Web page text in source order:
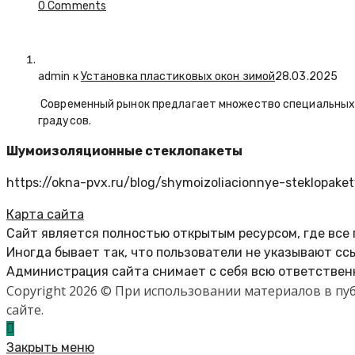
0 Comments
admin кУстановка пластиковых окон зимой28.03.2025
Современный рынок предлагает множество
градусов.
Шумоизоляционные стеклопакеты
https://okna-pvx.ru/blog/shymoizoliacionnye-
Карта сайта
Сайт является полностью открытым ресурсом, где
Иногда бывает так, что пользователи не указывают
Администрация сайта снимает с себя всю
Copyright 2026 © При использовании материалов в
сайте.
Закрыть меню